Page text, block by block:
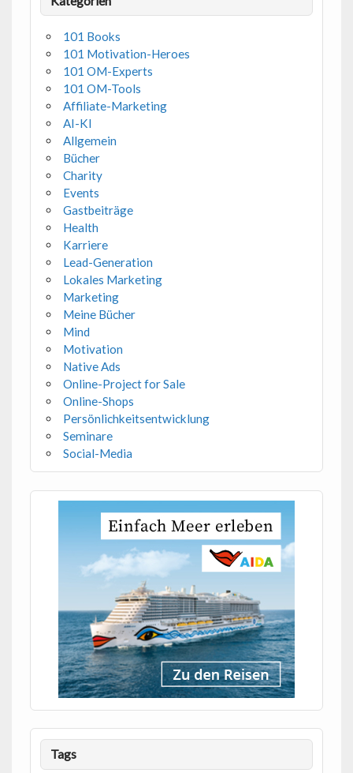
101 Books
101 Motivation-Heroes
101 OM-Experts
101 OM-Tools
Affiliate-Marketing
AI-KI
Allgemein
Bücher
Charity
Events
Gastbeiträge
Health
Karriere
Lead-Generation
Lokales Marketing
Marketing
Meine Bücher
Mind
Motivation
Native Ads
Online-Project for Sale
Online-Shops
Persönlichkeitsentwicklung
Seminare
Social-Media
Tags